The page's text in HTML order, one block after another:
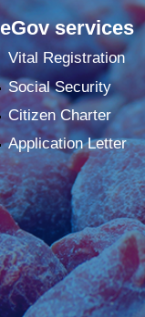
eGov services
Vital Registration
Social Security
Citizen Charter
Application Letter